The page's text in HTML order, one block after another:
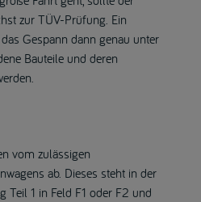
zur TÜV-Prüfung. Ein
Gespann dann genau unter
Bauteile und deren
vom zulässigen
ab. Dieses steht in der
Teil 1 in Feld F1 oder F2 und